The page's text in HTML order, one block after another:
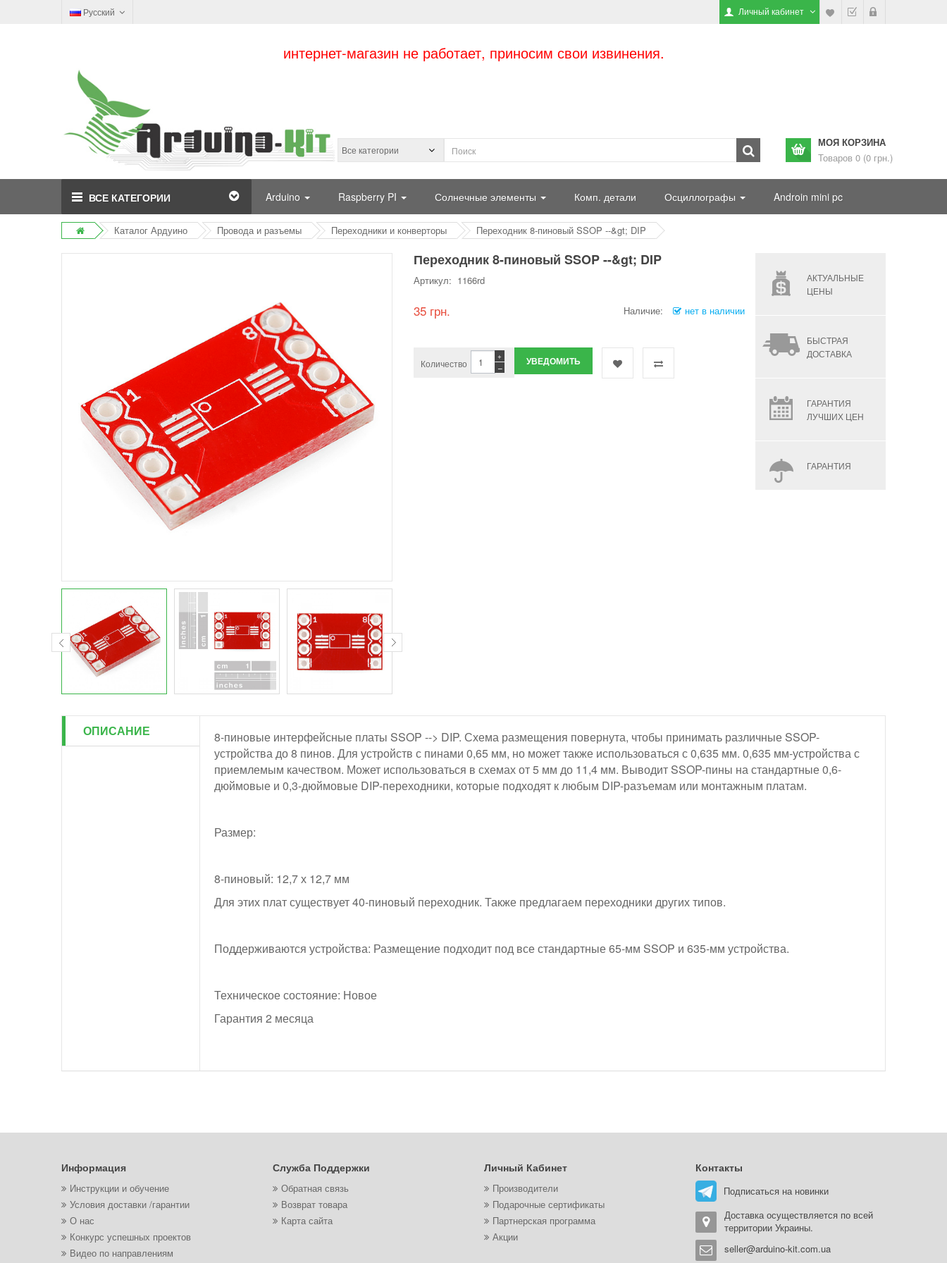
Русский Личный кабинет
интернет-магазин не работает, приносим свои извинения.
МОЯ КОРЗИНА
Товаров 0 (0 грн.)
ВСЕ КАТЕГОРИИ Arduino Raspberry PI Солнечные элементы Комп. детали Осциллографы Androin mini pc
Каталог Ардуино Провода и разъемы Переходники и конверторы Переходник 8-пиновый SSOP --&gt; DIP
Переходник 8-пиновый SSOP --&gt; DIP
Артикул: 1166rd
35 грн. Наличие: нет в наличии
Количество −
+ УВЕДОМИТЬ
АКТУАЛЬНЫЕ
ЦЕНЫ
БЫСТРАЯ
ДОСТАВКА
ГАРАНТИЯ
ЛУЧШИХ ЦЕН
ГАРАНТИЯ
ОПИСАНИЕ
8-пиновые интерфейсные платы SSOP --> DIP. Схема размещения повернута, чтобы принимать различные SSOP-
устройства до 8 пинов. Для устройств с пинами 0,65 мм, но может также использоваться с 0,635 мм. 0,635 мм-устройства с
приемлемым качеством. Может использоваться в схемах от 5 мм до 11,4 мм. Выводит SSOP-пины на стандартные 0,6-
дюймовые и 0,3-дюймовые DIP-переходники, которые подходят к любым DIP-разъемам или монтажным платам.
Размер:
8-пиновый: 12,7 х 12,7 мм
Для этих плат существует 40-пиновый переходник. Также предлагаем переходники других типов.
Поддерживаются устройства: Размещение подходит под все стандартные 65-мм SSOP и 635-мм устройства.
Техническое состояние: Новое
Гарантия 2 месяца
Информация
Инструкции и обучение
Условия доставки /гарантии
О нас
Конкурс успешных проектов
Видео по направлениям
Служба Поддержки
Обратная связь
Возврат товара
Карта сайта
Личный Кабинет
Производители
Подарочные сертификаты
Партнерская программа
Акции
Контакты
Подписаться на новинки
Доставка осуществляется по всей
территории Украины.
seller@arduino-kit.com.ua